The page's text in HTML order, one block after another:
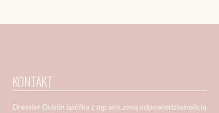
KONTAKT
Dressler Dublin Spółka z ograniczoną odpowiedzialnością